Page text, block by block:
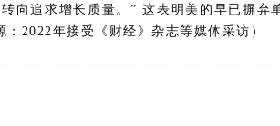
向追求增长质量。” 这表明美的早已摒弃
2022年接受《财经》杂志等媒体采访）